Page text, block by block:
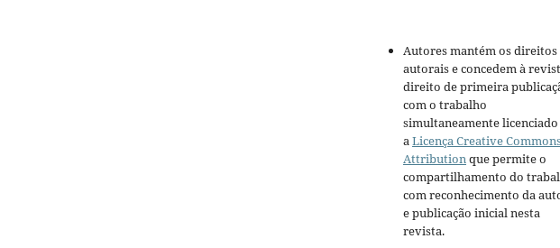
Autores mantém os direitos
autorais e concedem à
direito de primeira
com o trabalho
simultaneamente
a Licença Creative
Attribution que permite o
compartilhamento do
com reconhecimento da
e publicação inicial nesta
revista.